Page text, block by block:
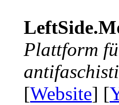
Plattform
[Website] [